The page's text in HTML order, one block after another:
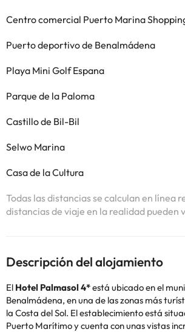
Centro comercial Puerto Marina
Puerto deportivo de Benalmádena
Playa Mini Golf Espana
Parque de la Paloma
Castillo de Bil-Bil
Selwo Marina
Casa de la Cultura
Todas las distancias se calculan en línea
distancias de viaje en la realidad pueden
Descripción del alojamiento
El Hotel Palmasol 4*está ubicado en el
Benalmádena, en una de las zonas más
la Costa del Sol. El establecimiento está
Puerto Marítimo y cuenta con unas vistas